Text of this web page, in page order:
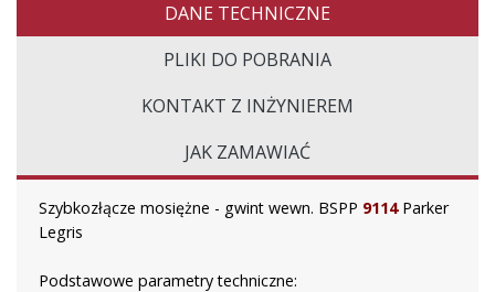
DANE TECHNICZNE
PLIKI DO POBRANIA
KONTAKT Z INŻYNIEREM
JAK ZAMAWIAĆ
Szybkozłącze mosiężne - gwint wewn. BSPP 9114 Parker
Legris
Podstawowe parametry techniczne: